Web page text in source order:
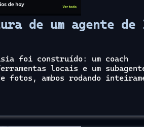
de um agente de
foi construído: um coach
locais e um
fotos, ambos rodando